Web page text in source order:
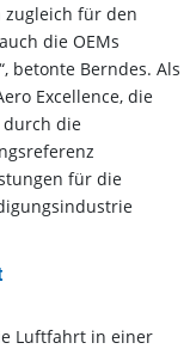
zugleich für den
die OEMs
betonte Berndes. Als
Excellence, die
durch die
für die
Luftfahrt in einer